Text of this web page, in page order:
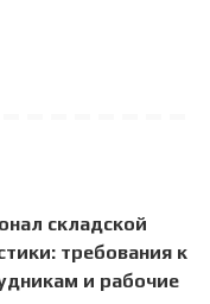
складской
требования к
и рабочие